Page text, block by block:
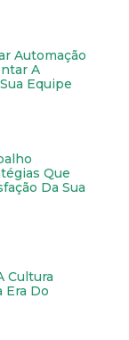
Automação
A
Equipe
Que
Da Sua
Cultura
Era Do